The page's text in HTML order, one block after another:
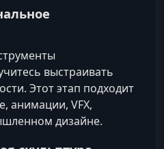
выстраивать
Этот этап подходит
анимации, VFX,
дизайне.